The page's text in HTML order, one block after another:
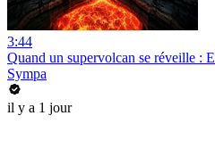
3:44
Quand un supervolcan se réveille :
Sympa
il y a 1 jour